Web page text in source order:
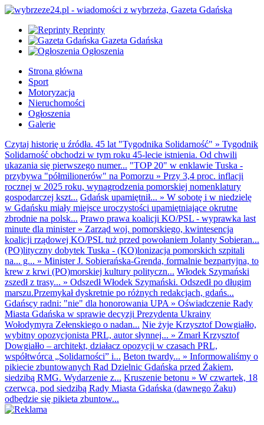
Reprinty
Gazeta Gdańska
Ogłoszenia
Strona główna
Sport
Motoryzacja
Nieruchomości
Ogłoszenia
Galerie
Czytaj historię u źródła. 45 lat "Tygodnika Solidarność" » Tygodnik
Solidarność obchodzi w tym roku 45-lecie istnienia. Od chwili
ukazania się pierwszego numer... "TOP 20" w enklawie Tuska -
przybywa "półmilionerów" na Pomorzu » Przy 3,4 proc. inflacji
rocznej w 2025 roku, wynagrodzenia pomorskiej nomenklatury
gospodarczej kszt... Gdańsk upamiętnił... » W sobotę i w niedzielę
w Gdańsku miały miejsce uroczystości upamiętniające okrutne
zbrodnie na polsk... Prawo prawa koalicji KO/PSL - wyprawka last
minute dla minister» Zarząd woj. pomorskiego, kwintesencja
koalicji rządowej KO/PSL tuż przed powołaniem Jolanty Sobieran...
(PO)lityczny dobytek Tuska - (KO)lonizacja pomorskich szpitali
na... g... » Minister J. Sobierańska-Grenda, formalnie bezpartyjna, to
krew z krwi (PO)morskiej kultury polityczn... Włodek Szymański
zszedł z trasy... » Odszedł Włodek Szymański. Odszedł po długim
marszu.Przemykał dyskretnie po różnych redakcjach, gdańs...
Gdańscy radni: "nie" dla honorowania UPA » Oświadczenie Rady
Miasta Gdańska w sprawie decyzji Prezydenta Ukrainy
Wołodymyra Zełenskiego o nadan... Nie żyje Krzysztof Dowgiałło,
wybitny opozycjonista PRL, autor słynnej... » Zmarł Krzysztof
Dowgiałło – architekt, działacz opozycji w czasach PRL,
współtwórca „Solidarności” i... Beton twardy... » Informowaliśmy o
pikiecie zbuntowanych Rad Dzielnic Gdańska przed Żakiem,
siedzibą RMG. Wydarzenie z... Kruszenie betonu » W czwartek, 18
czerwca, pod siedzibą Rady Miasta Gdańska (dawnego Żaku)
odbędzie się pikieta zbuntow...